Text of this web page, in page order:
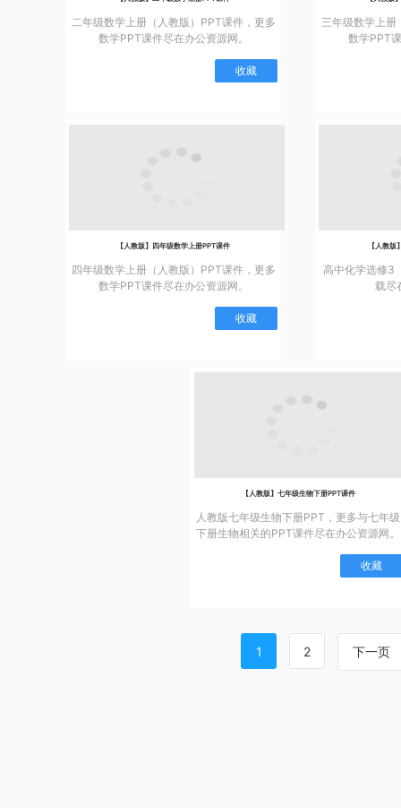
二年级数学上册（人教版）PPT课件，更多
数学PPT课件尽在办公资源网。
收藏
三年级数学上册
数学PPT
【人教版】四年级数学上册PPT课件
四年级数学上册（人教版）PPT课件，更多
数学PPT课件尽在办公资源网。
收藏
【人教
高中化学选修3
载尽
【人教版】七年级生物下册PPT课件
人教版七年级生物下册PPT，更多与七年级
下册生物相关的PPT课件尽在办公资源网。
收藏
1 2 下一页